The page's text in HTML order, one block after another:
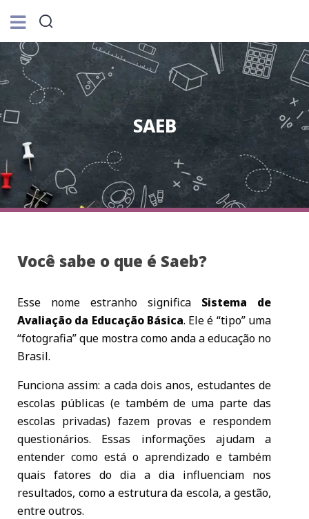
SAEB
Você sabe o que é Saeb?
Esse nome estranho significa Sistema de
Avaliação da Educação Básica. Ele é “tipo” uma
“fotografia” que mostra como anda a educação no
Brasil.
Funciona assim: a cada dois anos, estudantes de
escolas públicas (e também de uma parte das
escolas privadas) fazem provas e respondem
questionários. Essas informações ajudam a
entender como está o aprendizado e também
quais fatores do dia a dia influenciam nos
resultados, como a estrutura da escola, a gestão,
entre outros.